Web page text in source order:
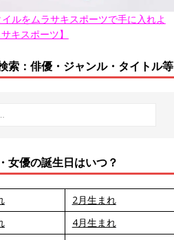
ルをムラサキスポーツで手に入れよ
キスポーツ】
索：俳優・ジャンル・タイトル等
女優の誕生日はいつ？
2月生まれ
4月生まれ